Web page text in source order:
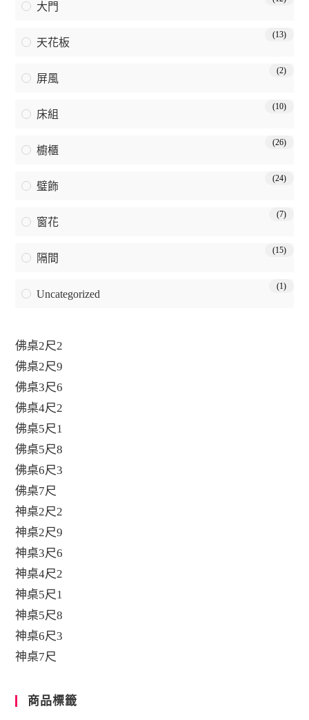
大門
天花板
(13)
屏風
(2)
床組
(10)
櫥櫃
(26)
璧飾
(24)
窗花
(7)
隔間
(15)
Uncategorized
(1)
佛桌2尺2
佛桌2尺9
佛桌3尺6
佛桌4尺2
佛桌5尺1
佛桌5尺8
佛桌6尺3
佛桌7尺
神桌2尺2
神桌2尺9
神桌3尺6
神桌4尺2
神桌5尺1
神桌5尺8
神桌6尺3
神桌7尺
商品標籤